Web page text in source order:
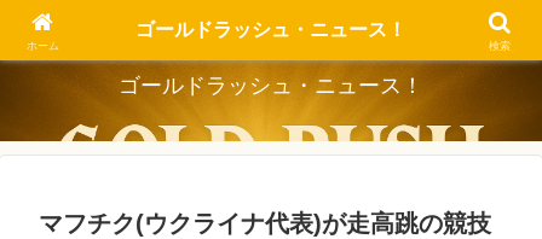
Dig the Trend, Strike the Gold.
ゴールドラッシュ・ニュース！
マフチク(ウクライナ代表)が走高跳の競技
ホーム
ゴールドラッシュ・ニュース！
検索